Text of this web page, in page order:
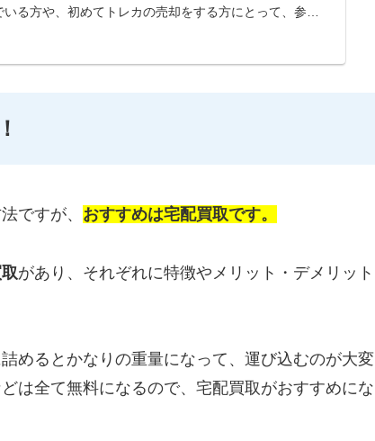
る方や、初めてトレカの売却をする方にとって、参考
ですが、 おすすめは宅配買取です。
があり、それぞれに特徴やメリット・デメリット
めるとかなりの重量になって、運び込むのが大変
は全て無料になるので、宅配買取がおすすめにな